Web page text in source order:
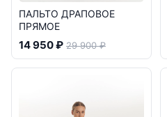
ПАЛЬТО ДРАПОВОЕ
ПРЯМОЕ
14 950 ₽ 29 900 ₽